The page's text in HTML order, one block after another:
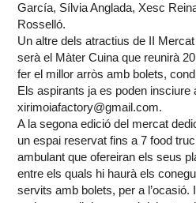
García, Sílvia Anglada, Xesc
Rosselló.
Un altre dels atractius de II
serà el Màter Cuina que reunirà
fer el millor arròs amb bolets,
Els aspirants ja es poden insciure
xirimoiafactory@gmail.com.
A la segona edició del mercat
un espai reservat fins a 7 food
ambulant que ofereiran els seus
entre els quals hi haurà els
servits amb bolets, per a l’ocasió.